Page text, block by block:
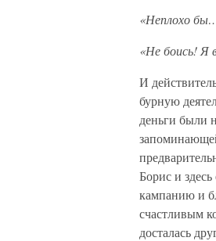
«Неплохо
«Не боись! Я
И
бурную
деньги были
Борис и
кампанию и
счастливым
досталась